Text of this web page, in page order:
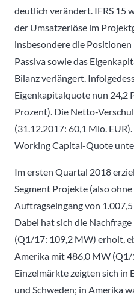
deutlich verändert. IFRS 15
der Umsatzerlöse im
insbesondere die
Passiva sowie das
Bilanz verlängert.
Eigenkapitalquote nun 24,2
Prozent). Die Netto-
(31.12.2017: 60,1 Mio.
Working Capital-Quote
Im ersten Quartal 2018
Segment Projekte (also ohne
Auftragseingang von
Dabei hat sich die
(Q1/17: 109,2 MW) erholt,
Amerika mit 486,0 MW
Einzelmärkte zeigten sich in
und Schweden; in Amerika